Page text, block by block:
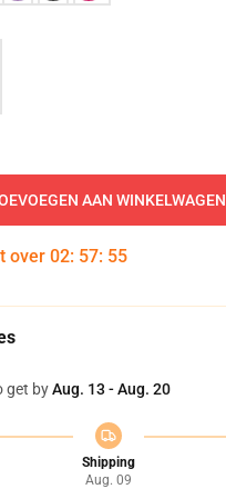
AAN WINKELWAGEN
over 02: 57: 54
get byAug. 13 - Aug. 20
Shipping
Aug. 09